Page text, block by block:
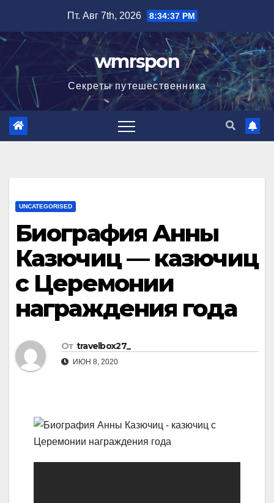
содержимому
Пт. Авг 7th, 2026 8:34:38 PM
wmrspon
Секреты путешественника
UNCATEGORISED
Биография Анны
Казючиц — казючиц
с Церемонии
награждения года
От travelbox27_
ИЮН 8, 2020